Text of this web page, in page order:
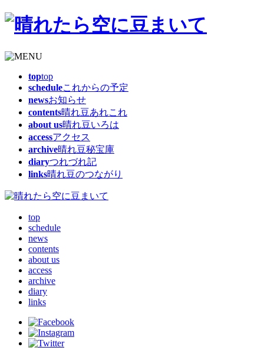
toptop
scheduleこれからの予定
newsお知らせ
contents晴れ豆あれこれ
about us晴れ豆いろは
accessアクセス
archive晴れ豆秘宝庫
diaryつれづれ記
links晴れ豆のつながり
top
schedule
news
contents
about us
access
archive
diary
links